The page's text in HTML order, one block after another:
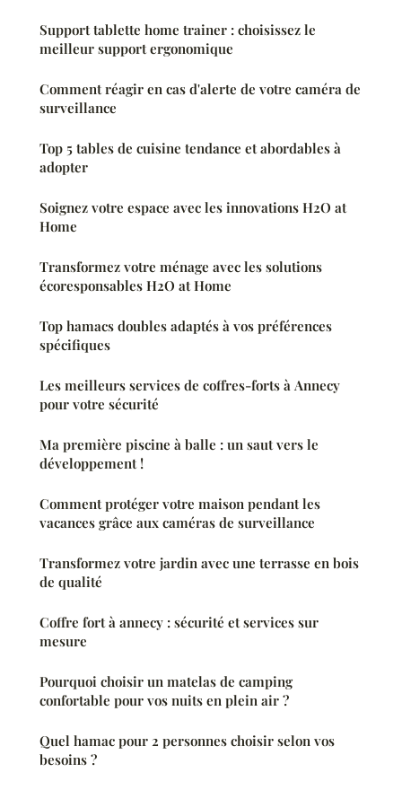
Support tablette home trainer : choisissez le
meilleur support ergonomique
Comment réagir en cas d'alerte de votre caméra de
surveillance
Top 5 tables de cuisine tendance et abordables à
adopter
Soignez votre espace avec les innovations H2O at
Home
Transformez votre ménage avec les solutions
écoresponsables H2O at Home
Top hamacs doubles adaptés à vos préférences
spécifiques
Les meilleurs services de coffres-forts à Annecy
pour votre sécurité
Ma première piscine à balle : un saut vers le
développement !
Comment protéger votre maison pendant les
vacances grâce aux caméras de surveillance
Transformez votre jardin avec une terrasse en bois
de qualité
Coffre fort à annecy : sécurité et services sur
mesure
Pourquoi choisir un matelas de camping
confortable pour vos nuits en plein air ?
Quel hamac pour 2 personnes choisir selon vos
besoins ?